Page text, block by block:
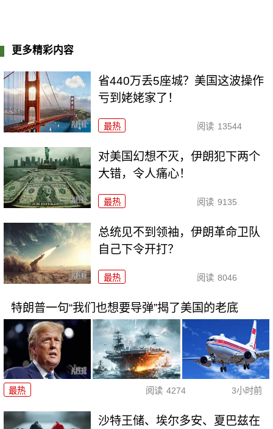
更多精彩内容
省440万丢5座城？美国这波操作
亏到姥姥家了！
最热 阅读 13544
对美国幻想不灭，伊朗犯下两个
大错，令人痛心！
最热 阅读 9135
总统见不到领袖，伊朗革命卫队
自己下令开打？
最热 阅读 8046
特朗普一句“我们也想要导弹”揭了美国的老底
最热 阅读 4274 3小时前
沙特王储、埃尔多安、夏巴兹在